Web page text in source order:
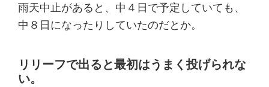
雨天中止があると、中４日で予定していても、
中８日になったりしていたのだとか。
リリーフで出ると最初はうまく投げられな
い。